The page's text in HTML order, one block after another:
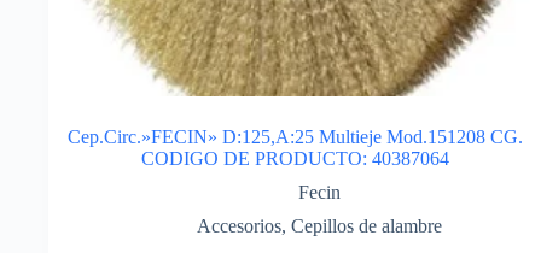
Cep.Circ.»FECIN» D:125,A:25 Multieje Mod.151208 CG.
CODIGO DE PRODUCTO: 40387064
Fecin
Accesorios, Cepillos de alambre